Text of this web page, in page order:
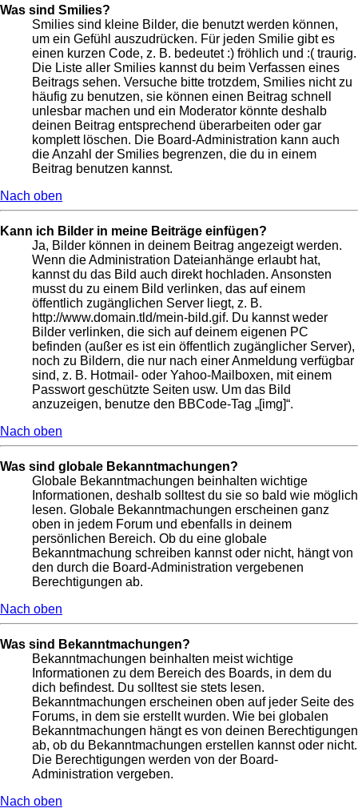
Was sind Smilies?
Smilies sind kleine Bilder, die benutzt werden können,
um ein Gefühl auszudrücken. Für jeden Smilie gibt es
einen kurzen Code, z. B. bedeutet :) fröhlich und :( traurig.
Die Liste aller Smilies kannst du beim Verfassen eines
Beitrags sehen. Versuche bitte trotzdem, Smilies nicht zu
häufig zu benutzen, sie können einen Beitrag schnell
unlesbar machen und ein Moderator könnte deshalb
deinen Beitrag entsprechend überarbeiten oder gar
komplett löschen. Die Board-Administration kann auch
die Anzahl der Smilies begrenzen, die du in einem
Beitrag benutzen kannst.
Nach oben
Kann ich Bilder in meine Beiträge einfügen?
Ja, Bilder können in deinem Beitrag angezeigt werden.
Wenn die Administration Dateianhänge erlaubt hat,
kannst du das Bild auch direkt hochladen. Ansonsten
musst du zu einem Bild verlinken, das auf einem
öffentlich zugänglichen Server liegt, z. B.
http://www.domain.tld/mein-bild.gif. Du kannst weder
Bilder verlinken, die sich auf deinem eigenen PC
befinden (außer es ist ein öffentlich zugänglicher Server),
noch zu Bildern, die nur nach einer Anmeldung verfügbar
sind, z. B. Hotmail- oder Yahoo-Mailboxen, mit einem
Passwort geschützte Seiten usw. Um das Bild
anzuzeigen, benutze den BBCode-Tag „[img]“.
Nach oben
Was sind globale Bekanntmachungen?
Globale Bekanntmachungen beinhalten wichtige
Informationen, deshalb solltest du sie so bald wie möglich
lesen. Globale Bekanntmachungen erscheinen ganz
oben in jedem Forum und ebenfalls in deinem
persönlichen Bereich. Ob du eine globale
Bekanntmachung schreiben kannst oder nicht, hängt von
den durch die Board-Administration vergebenen
Berechtigungen ab.
Nach oben
Was sind Bekanntmachungen?
Bekanntmachungen beinhalten meist wichtige
Informationen zu dem Bereich des Boards, in dem du
dich befindest. Du solltest sie stets lesen.
Bekanntmachungen erscheinen oben auf jeder Seite des
Forums, in dem sie erstellt wurden. Wie bei globalen
Bekanntmachungen hängt es von deinen Berechtigungen
ab, ob du Bekanntmachungen erstellen kannst oder nicht.
Die Berechtigungen werden von der Board-
Administration vergeben.
Nach oben